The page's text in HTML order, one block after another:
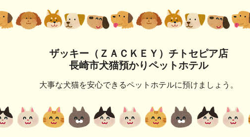
ザッキー（ＺＡＣＫＥＹ）チトセピア店
長崎市犬猫預かりペットホテル
大事な犬猫を安心できるペットホテルに預けましょう。